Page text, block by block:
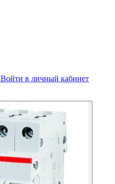
Войти в личный кабинет